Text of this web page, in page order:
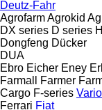
Deutz-Fahr
AgrofarmAgrokid
DX series D series
Dongfeng Dücker
DUA
Ebro Eicher Eney
Farmall
Farmer
Cargo F-series Vario
Ferrari Fiat